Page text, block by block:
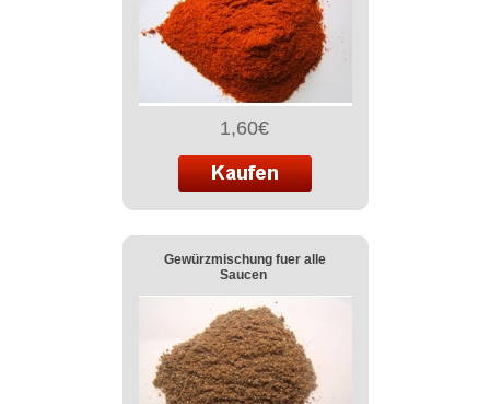
1,60€
Gewürzmischung fuer alle
Saucen